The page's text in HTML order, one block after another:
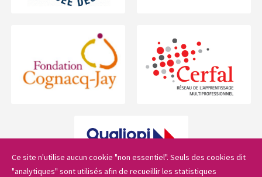
Ce site n'utilise aucun cookie "non essentiel". Seuls des cookies dit
"analytiques" sont utilisés afin de recueillir les statistiques